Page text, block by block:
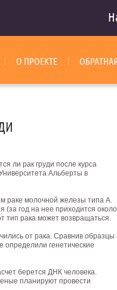
О ПРОЕКТЕ
ли рак груди после курса
Альберты в
раке молочной железы типа А.
год на нее приходится около
тип рака может возвращаться.
от рака. Сравнив образцы
генетические
берется ДНК человека.
планируют провести